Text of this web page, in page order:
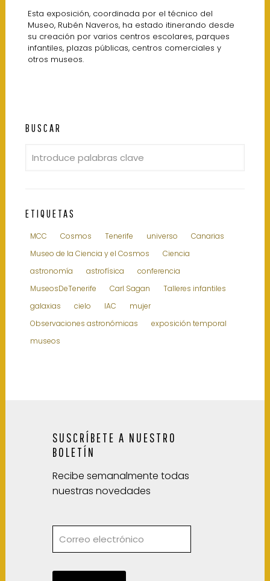
Esta exposición, coordinada por el técnico del
Museo, Rubén Naveros, ha estado itinerando desde
su creación por varios centros escolares, parques
infantiles, plazas públicas, centros comerciales y
otros museos.
BUSCAR
ETIQUETAS
MCC Cosmos Tenerife universo
Canarias
Museo de la Ciencia y el Cosmos
Ciencia
astronomía
astrofísica
conferencia
MuseosDeTenerife
Carl Sagan
Talleres infantiles
galaxias
cielo IAC
mujer
Observaciones astronómicas
exposición temporal
museos
SUSCRÍBETE A NUESTRO
BOLETÍN
Recibe semanalmente todas
nuestras novedades